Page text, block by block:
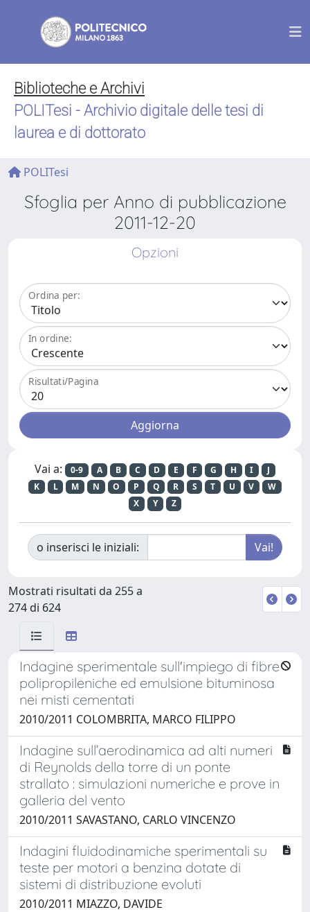
Biblioteche e Archivi
POLITesi - Archivio digitale delle tesi di
laurea e di dottorato
POLITesi
Sfoglia per Anno di pubblicazione
2011-12-20
Opzioni
Ordina per:
In ordine:
Risultati/Pagina
Vai a: 0-9 A B C D E F G H I
J
K
L M N O P Q R S T U V
W
X
Y Z
o inserisci le iniziali:
Mostrati risultati da 255 a
274 di 624
Indagine sperimentale sull'impiego di fibre
polipropileniche ed emulsione bituminosa
nei misti cementati
2010/2011 COLOMBRITA, MARCO FILIPPO
Indagine sull’aerodinamica ad alti numeri
di Reynolds della torre di un ponte
strallato : simulazioni numeriche e prove in
galleria del vento
2010/2011 SAVASTANO, CARLO VINCENZO
Indagini fluidodinamiche sperimentali su
teste per motori a benzina dotate di
sistemi di distribuzione evoluti
2010/2011 MIAZZO, DAVIDE